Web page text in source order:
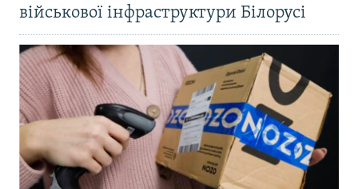
військової інфраструктури Білорусі